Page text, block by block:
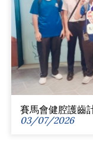
賽馬會健腔護齒
03/07/2026